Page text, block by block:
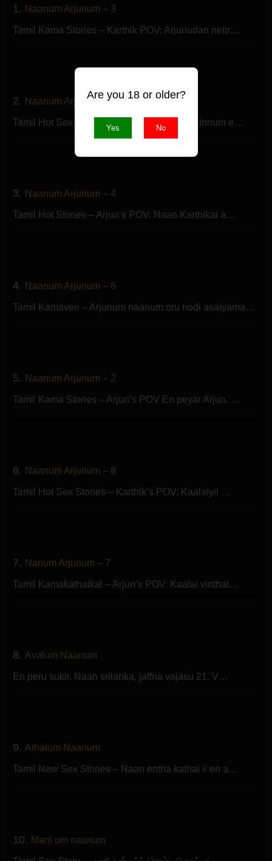
1. Naanum Arjunum – 3
Tamil Kama Stories – Karthik POV: Arjunudan nettr…
2. Naanum Arjunum – 5
Tamil Hot Sex Stories – Arjun’s POV: Naan innum e…
3. Naanum Arjunum – 4
Tamil Hot Stories – Arjun’s POV: Naan Karthikai a…
4. Naanum Arjunum – 6
Tamil Kamaveri – Arjunum naanum oru nodi asaiyama…
5. Naanum Arjunum – 2
Tamil Kama Stories – Arjun’s POV En peyar Arjun. …
6. Naanum Arjunum – 8
Tamil Hot Sex Stories – Karthik’s POV: Kaalaiyil …
7. Nanum Arjunum – 7
Tamil Kamakathaikal – Arjun’s POV: Kaalai vinthat…
8. Avalum Naanum
En peru sukir. Naan srilanka, jaffna vajasu 21. V…
9. Athaium Naanum
Tamil New Sex Stories – Naan entha kathai il en a…
10. Mani um naanum
Are you 18 or older?
Yes No